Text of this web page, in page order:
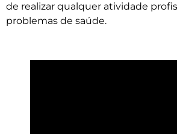
de realizar qualquer atividade
problemas de saúde.